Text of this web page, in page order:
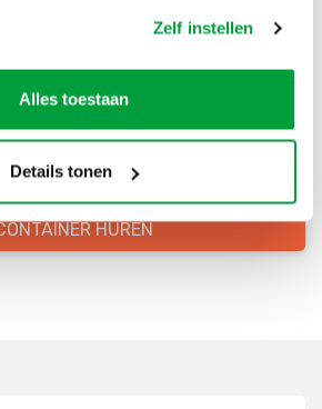
Zelf instellen
Alles toestaan
Details tonen
je container
HUREN